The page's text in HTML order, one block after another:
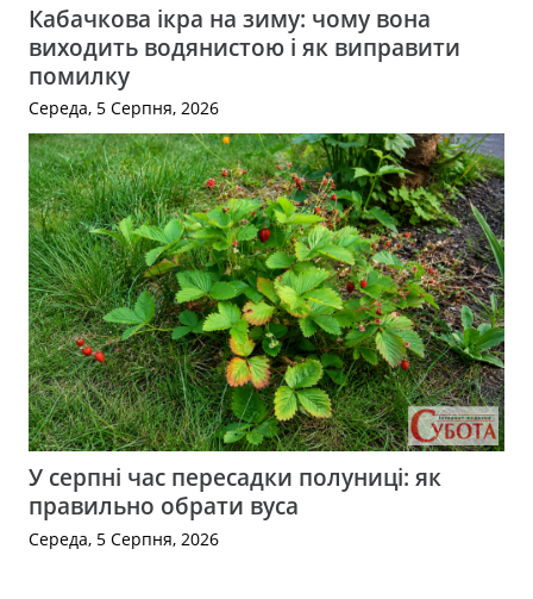
Кабачкова ікра на зиму: чому вона
виходить водянистою і як виправити
помилку
Середа, 5 Серпня, 2026
У серпні час пересадки полуниці: як
правильно обрати вуса
Середа, 5 Серпня, 2026